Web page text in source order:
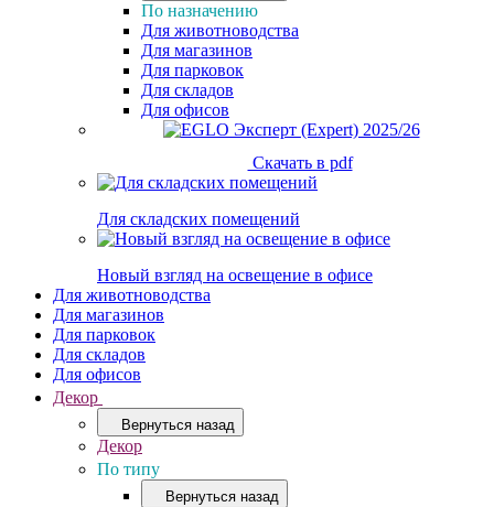
По назначению
Для животноводства
Для магазинов
Для парковок
Для складов
Для офисов
Скачать в pdf
Для складских помещений
Новый взгляд на освещение в офисе
Для животноводства
Для магазинов
Для парковок
Для складов
Для офисов
Декор
Вернуться назад
Декор
По типу
Вернуться назад